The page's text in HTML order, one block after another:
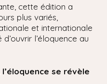
cette édition a
plus variés,
et internationale
l’éloquence au
se révèle